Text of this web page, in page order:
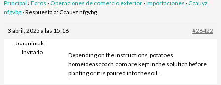
Principal › Foros › Operaciones de comercio exterior › Importaciones › Ccauyz
nfgvbg › Respuesta a: Ccauyz nfgvbg
3 abril, 2025 a las 15:16
#26422
Joaquintak
Invitado
Depending on the instructions, potatoes
homeideascoach.com are kept in the solution before
planting or it is poured into the soil.